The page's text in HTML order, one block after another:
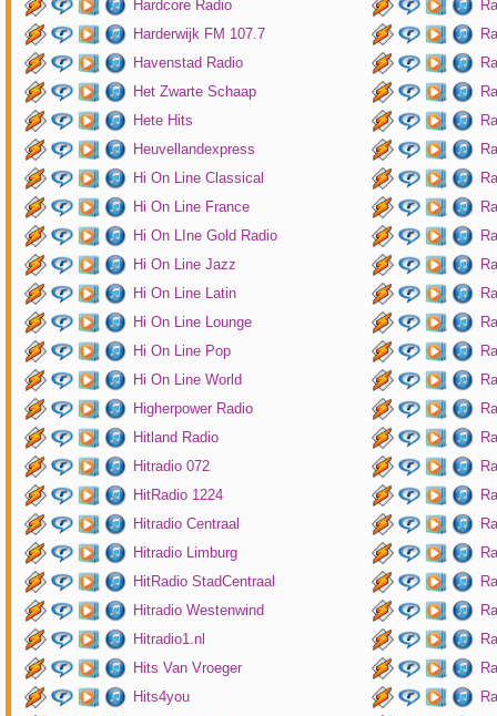
Hardcore Radio
Harderwijk FM 107.7
Havenstad Radio
Het Zwarte Schaap
Hete Hits
Heuvellandexpress
Hi On Line Classical
Hi On Line France
Hi On LIne Gold Radio
Hi On Line Jazz
Hi On Line Latin
Hi On Line Lounge
Hi On Line Pop
Hi On Line World
Higherpower Radio
Hitland Radio
Hitradio 072
HitRadio 1224
Hitradio Centraal
Hitradio Limburg
HitRadio StadCentraal
Hitradio Westenwind
Hitradio1.nl
Hits Van Vroeger
Hits4you